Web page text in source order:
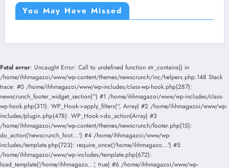
You May Have Missed
Fatal error: Uncaught Error: Call to undefined function str_contains() in
/home/ihhmagazoi/www/wp-content/themes/newscrunch/inc/helpers.php:148 Stack
trace: #0 /home/ihhmagazoi/www/wp-includes/class-wp-hook.php(287):
newscrunch_footer_widget_section('') #1 /home/ihhmagazoi/www/wp-includes/class-
wp-hook.php(311): WP_Hook->apply_filters('', Array) #2 /home/ihhmagazoi/www/wp-
includes/plugin.php(478): WP_Hook->do_action(Array) #3
/home/ihhmagazoi/www/wp-content/themes/newscrunch/footer.php(15):
do_action('newscrunch_foot...') #4 /home/ihhmagazoi/www/wp-
includes/template.php(723): require_once('/home/ihhmagazo...') #5
/home/ihhmagazoi/www/wp-includes/template.php(672):
load_template('/home/ihhmagazo...', true) #6 /home/ihhmagazoi/www/wp-